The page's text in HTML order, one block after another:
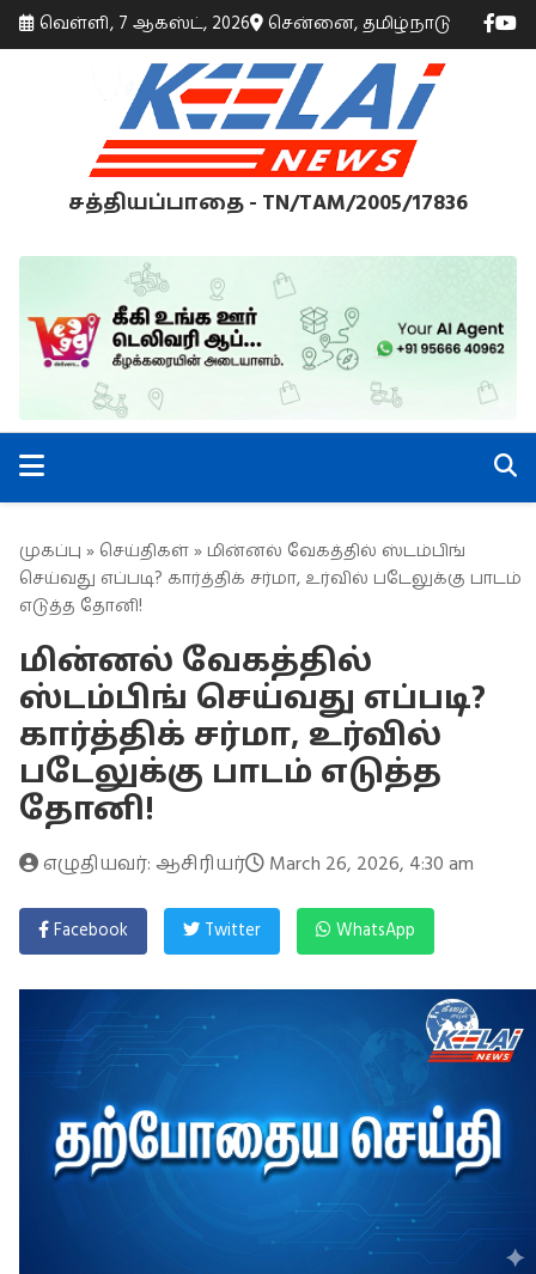
வெள்ளி, 7 ஆகஸ்ட், 2026 சென்னை, தமிழ்நாடு
சத்தியப்பாதை - TN/TAM/2005/17836
முகப்பு » செய்திகள் » மின்னல் வேகத்தில் ஸ்டம்பிங்
செய்வது எப்படி? கார்த்திக் சர்மா, உர்வில் படேலுக்கு பாடம்
எடுத்த தோனி!
மின்னல் வேகத்தில்
ஸ்டம்பிங் செய்வது எப்படி?
கார்த்திக் சர்மா, உர்வில்
படேலுக்கு பாடம் எடுத்த
தோனி!
எழுதியவர்: ஆசிரியர் March 26, 2026, 4:30 am
Facebook Twitter WhatsApp